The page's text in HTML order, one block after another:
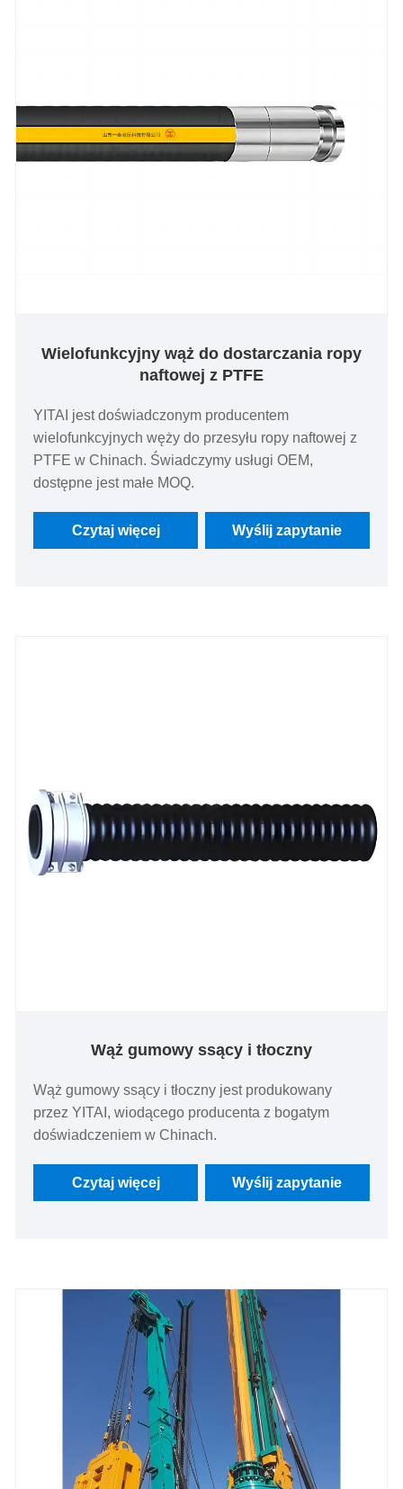
Wielofunkcyjny wąż do dostarczania ropy
naftowej z PTFE
YITAI jest doświadczonym producentem
wielofunkcyjnych węży do przesyłu ropy naftowej z
PTFE w Chinach. Świadczymy usługi OEM,
dostępne jest małe MOQ.
Czytaj więcej Wyślij zapytanie
Wąż gumowy ssący i tłoczny
Wąż gumowy ssący i tłoczny jest produkowany
przez YITAI, wiodącego producenta z bogatym
doświadczeniem w Chinach.
Czytaj więcej Wyślij zapytanie